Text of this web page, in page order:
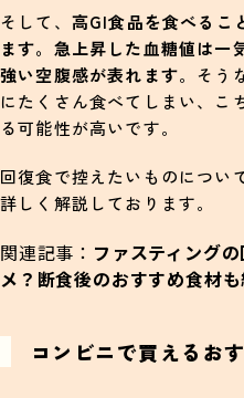
そして、 高GI食品を食べるこ
ます。急上昇した血糖値は一
強い空腹感が表れます。そう
にたくさん食べてしまい、こ
る可能性が高いです。
回復食で控えたいものについ
詳しく解説しております。
関連記事： ファスティング
メ？断食後のおすすめ食材も
コンビニで買えるお